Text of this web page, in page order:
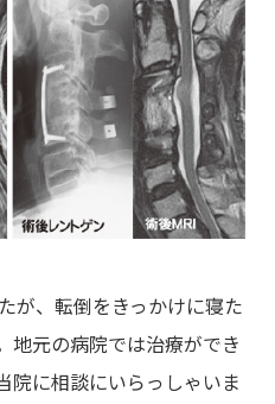
が、転倒をきっかけに寝た
地元の病院では治療ができ
院に相談にいらっしゃいま